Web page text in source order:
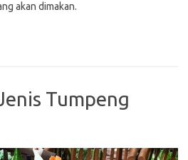
akan dimakan.
Tumpeng